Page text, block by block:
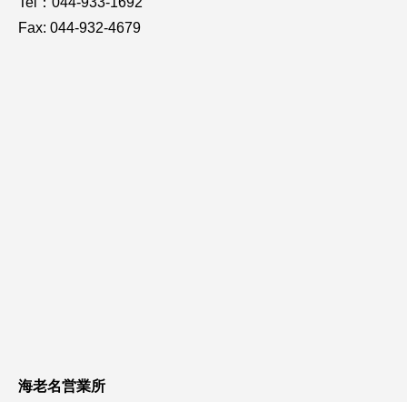
Fax: 044-932-4679
海老名営業所